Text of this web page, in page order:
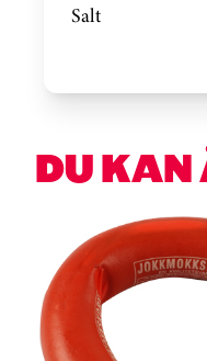
Salt
DU KAN
Hoppa över